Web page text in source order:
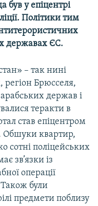
був у епіцентрі
Політики тим
державах ЄС.
– так нині
регіон Брюсселя,
держав і
теракти в
став епіцентром
Обшуки квартир,
сотні поліцейських
зв’язки із
операції
були
предмети поблизу